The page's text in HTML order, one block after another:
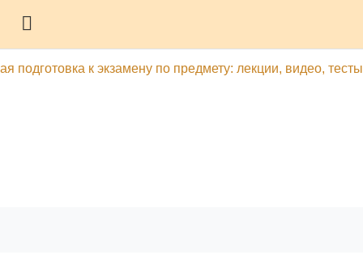
подготовка к экзамену по предмету: лекции, видео, тесты